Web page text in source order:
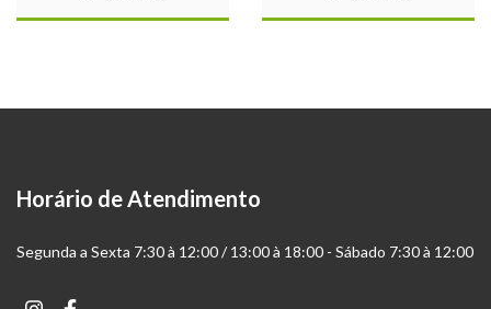
Horário de Atendimento
Segunda a Sexta 7:30 à 12:00 / 13:00 à 18:00 - Sábado 7:30 à 12:00